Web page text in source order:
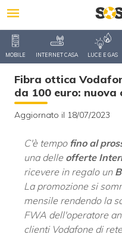
MOBILE INTERNET CASA LUCE E GAS
Fibra ottica
da 100 euro:
Aggiornato il 18/07/2023
C'è tempo fino al
una delle offerte
ricevere in regalo un
La promozione si
mensile rendendo la
FWA dell'operatore
clienti Vodafone di